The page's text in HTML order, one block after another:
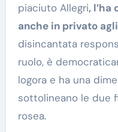
piaciuto Allegri,
anche in privato
disincantata
ruolo, è
logora e ha una
sottolineano le due
rosea.